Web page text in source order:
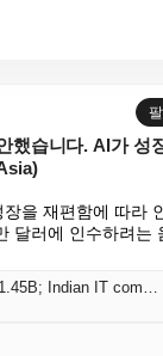
했습니다. AI가 성
을 재편함에 따라
달러에 인수하려는
Indian IT company Persistent Systems offers to acquire its Germany-based peer Nagarro for $1.45B; Indian IT companies are ramping up M&A as AI reshapes growth (Sayan Chakraborty/Nikkei Asia)